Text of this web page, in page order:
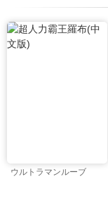
ウルトラマンルーブ